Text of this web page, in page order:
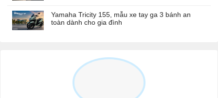
Yamaha Tricity 155, mẫu xe tay ga 3 bánh an
toàn dành cho gia đình